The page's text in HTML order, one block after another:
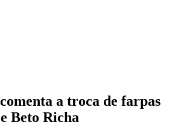
a troca de farpas
Beto Richa